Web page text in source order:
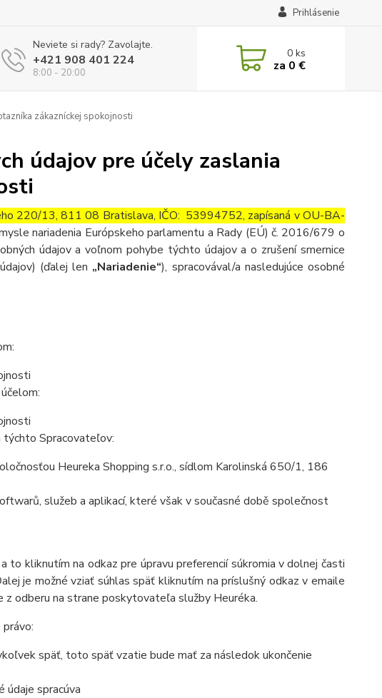
Prihlásenie
Neviete si rady? Zavolajte.
+421 908 401 224
8:00 - 20:00
0ks
za 0 €
zákazníckej spokojnosti
údajov pre účely zaslania
220/13, 811 08 Bratislava, IČO: 53994752, zapísaná v OU-BA-
nariadenia Európskeho parlamentu a Rady (EÚ) č. 2016/679 o
údajov a voľnom pohybe týchto údajov a o zrušení smernice
(ďalej len „Nariadenie“), spracovával/a nasledujúce osobné
týchto Spracovateľov:
Heureka Shopping s.r.o., sídlom Karolinská 650/1, 186
služeb a aplikací, které však v současné době společnost
to kliknutím na odkaz pre úpravu preferencií súkromia v dolnej časti
je možné vziať súhlas späť kliknutím na príslušný odkaz v emaile
odberu na strane poskytovateľa služby Heuréka.
späť, toto späť vzatie bude mať za následok ukončenie
údaje spracúva